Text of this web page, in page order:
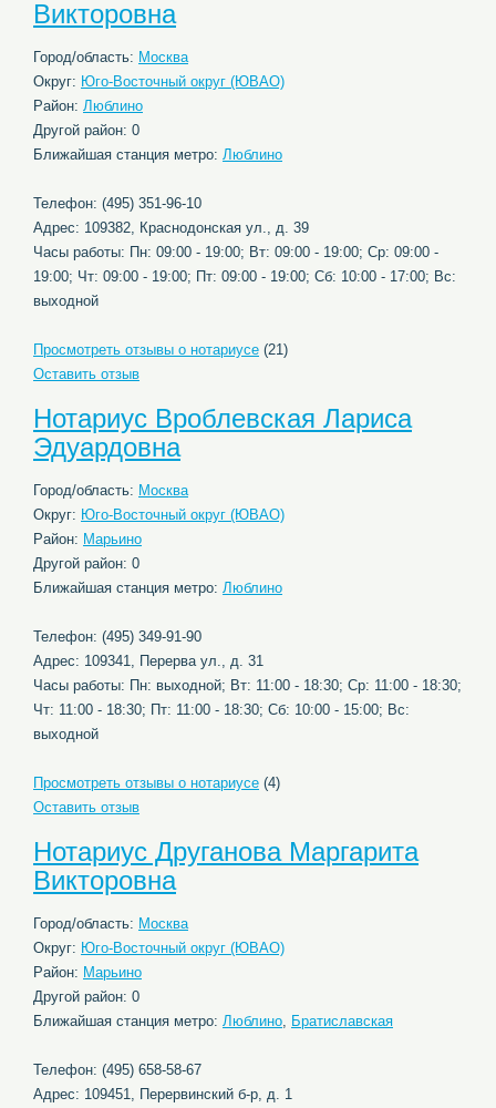
Викторовна
Город/область: Москва
Округ: Юго-Восточный округ (ЮВАО)
Район: Люблино
Другой район: 0
Ближайшая станция метро: Люблино
Телефон: (495) 351-96-10
Адрес: 109382, Краснодонская ул., д. 39
Часы работы: Пн: 09:00 - 19:00; Вт: 09:00 - 19:00; Ср: 09:00 -
19:00; Чт: 09:00 - 19:00; Пт: 09:00 - 19:00; Сб: 10:00 - 17:00; Вс:
выходной
Просмотреть отзывы о нотариусе (21)
Оставить отзыв
Нотариус Вроблевская Лариса
Эдуардовна
Город/область: Москва
Округ: Юго-Восточный округ (ЮВАО)
Район: Марьино
Другой район: 0
Ближайшая станция метро: Люблино
Телефон: (495) 349-91-90
Адрес: 109341, Перерва ул., д. 31
Часы работы: Пн: выходной; Вт: 11:00 - 18:30; Ср: 11:00 - 18:30;
Чт: 11:00 - 18:30; Пт: 11:00 - 18:30; Сб: 10:00 - 15:00; Вс:
выходной
Просмотреть отзывы о нотариусе (4)
Оставить отзыв
Нотариус Друганова Маргарита
Викторовна
Город/область: Москва
Округ: Юго-Восточный округ (ЮВАО)
Район: Марьино
Другой район: 0
Ближайшая станция метро: Люблино, Братиславская
Телефон: (495) 658-58-67
Адрес: 109451, Перервинский б-р, д. 1